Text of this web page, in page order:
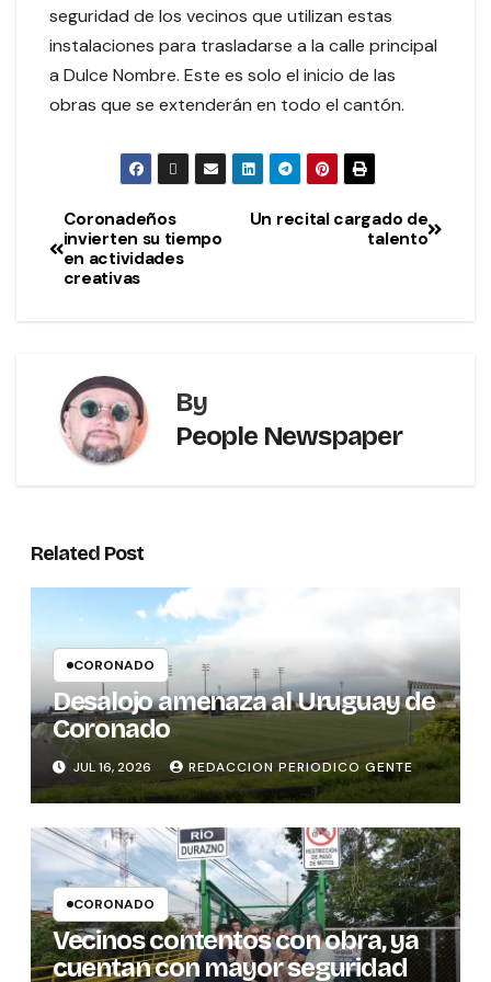
seguridad de los vecinos que utilizan estas
instalaciones para trasladarse a la calle principal
a Dulce Nombre. Este es solo el inicio de las
obras que se extenderán en todo el cantón.
Un recital cargado de
talento
Coronadeños
invierten su tiempo
en actividades
creativas
By
People Newspaper
Related Post
CORONADO
Desalojo amenaza al Uruguay de
Coronado
JUL 16, 2026 REDACCION PERIODICO GENTE
CORONADO
Vecinos contentos con obra, ya
cuentan con mayor seguridad